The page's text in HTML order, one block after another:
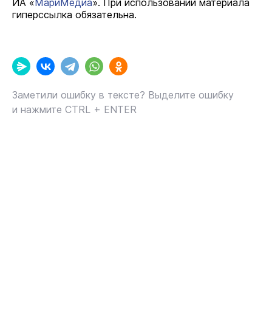
ИА « МариМедиа». При использовании материала
гиперссылка обязательна.
Заметили ошибку в тексте? Выделите ошибку
и нажмите CTRL + ENTER